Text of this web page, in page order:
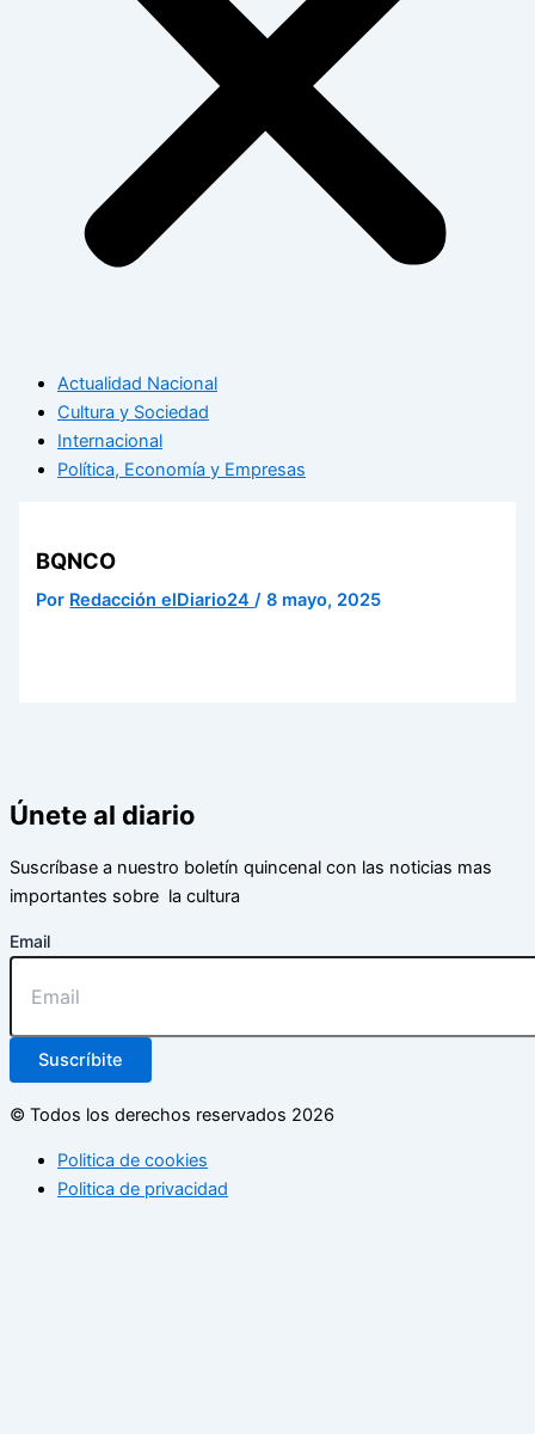
Actualidad Nacional
Cultura y Sociedad
Internacional
Política, Economía y Empresas
BQNCO
Por Redacción elDiario24 /8 mayo, 2025
Únete al diario
Suscríbase a nuestro boletín quincenal con las noticias mas
importantes sobre la cultura
Email
Suscríbite
© Todos los derechos reservados 2026
Politica de cookies
Politica de privacidad